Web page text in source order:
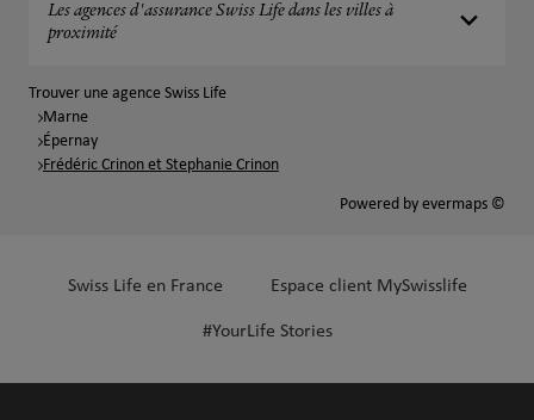
Les agences d'assurance Swiss Life dans les villes à
proximité
Trouver une agence Swiss Life
Marne
Épernay
Frédéric Crinon et Stephanie Crinon
Powered by evermaps ©
Swiss Life en France Espace client MySwisslife
#YourLife Stories